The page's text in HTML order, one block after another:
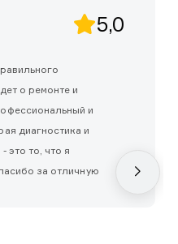
5,0
о ремонте и
и
диагностика и
это то, что я
за отличную